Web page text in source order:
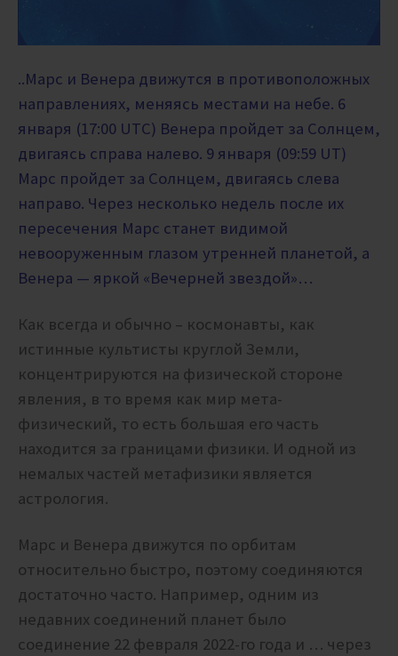
..Марс и Венера движутся в противоположных
направлениях, меняясь местами на небе. 6
января (17:00 UTC) Венера пройдет за Солнцем,
двигаясь справа налево. 9 января (09:59 UT)
Марс пройдет за Солнцем, двигаясь слева
направо. Через несколько недель после их
пересечения Марс станет видимой
невооруженным глазом утренней планетой, а
Венера — яркой «Вечерней звездой»…
Как всегда и обычно – космонавты, как
истинные культисты круглой Земли,
концентрируются на физической стороне
явления, в то время как мир мета-
физический, то есть большая его часть
находится за границами физики. И одной из
немалых частей метафизики является
астрология.
Марс и Венера движутся по орбитам
относительно быстро, поэтому соединяются
достаточно часто. Например, одним из
недавних соединений планет было
соединение 22 февраля 2022-го года и … через